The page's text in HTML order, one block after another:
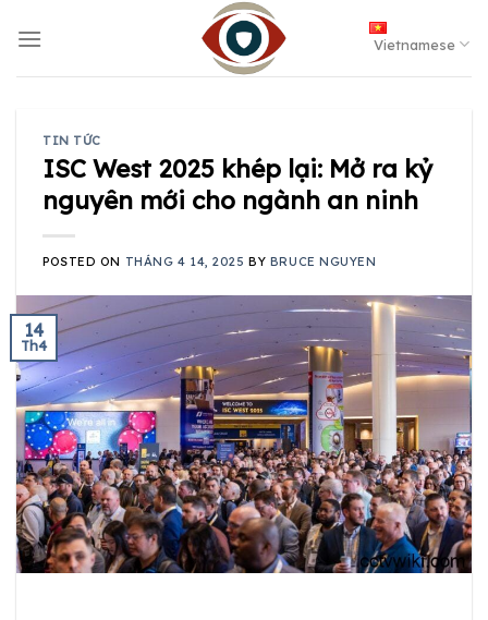
Vietnamese
TIN TỨC
ISC West 2025 khép lại: Mở ra kỷ
nguyên mới cho ngành an ninh
POSTED ON THÁNG 4 14, 2025 BY BRUCE NGUYEN
14
Th4